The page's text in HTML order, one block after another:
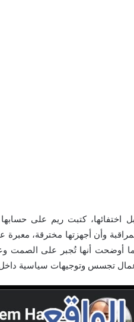
اختفائها، كتبت ريم على
وأن أجهزتها مخترقة،
أوضحت أنها تُجبر على الصمت
تجسس وتوجيهات سياسية داخل